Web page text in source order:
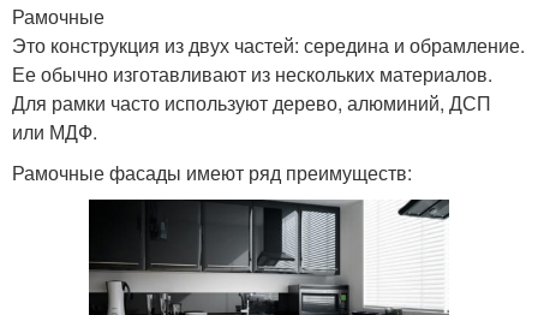
Рамочные
Это конструкция из двух частей: середина и обрамление.
Ее обычно изготавливают из нескольких материалов.
Для рамки часто используют дерево, алюминий, ДСП
или МДФ.
Рамочные фасады имеют ряд преимуществ: